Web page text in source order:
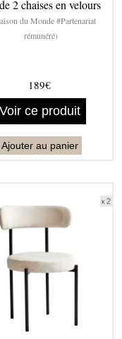
2 chaises en velours
du Monde #Partenariat
rémunéré)
189€
Voir ce produit
Ajouter au panier